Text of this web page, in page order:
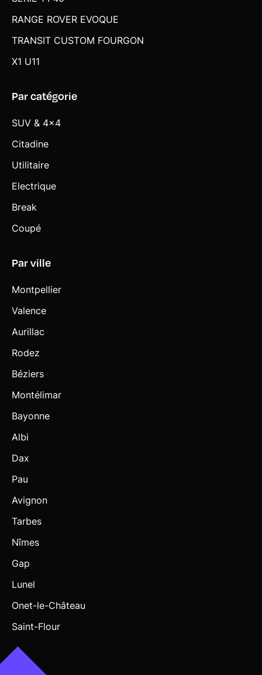
RANGE ROVER EVOQUE
TRANSIT CUSTOM FOURGON
X1 U11
Par catégorie
SUV & 4x4
Citadine
Utilitaire
Electrique
Break
Coupé
Par ville
Montpellier
Valence
Aurillac
Rodez
Béziers
Montélimar
Bayonne
Albi
Dax
Pau
Avignon
Tarbes
Nîmes
Gap
Lunel
Onet-le-Château
Saint-Flour